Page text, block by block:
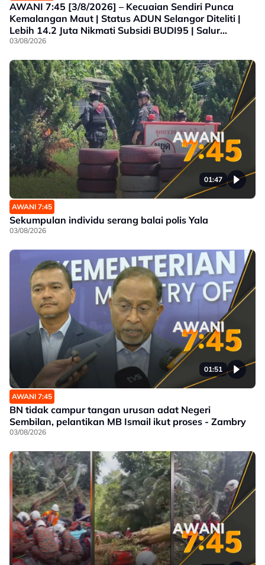
AWANI 7:45 [3/8/2026] – Kecuaian Sendiri Punca
Kemalangan Maut | Status ADUN Selangor Diteliti |
Lebih 14.2 Juta Nikmati Subsidi BUDI95 | Salur
Penjimatan Operasi
03/08/2026
01:47
AWANI 7:45
Sekumpulan individu serang balai polis Yala
03/08/2026
01:51
AWANI 7:45
BN tidak campur tangan urusan adat Negeri
Sembilan, pelantikan MB Ismail ikut proses - Zambry
03/08/2026